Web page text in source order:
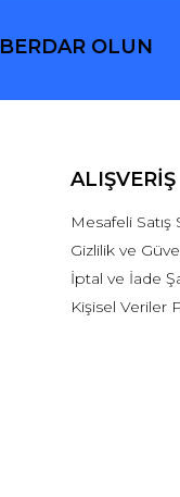
OLUN
ALIŞVERİŞ
Mesafeli
Gizlilik ve
İptal ve İade
Kişisel Veriler